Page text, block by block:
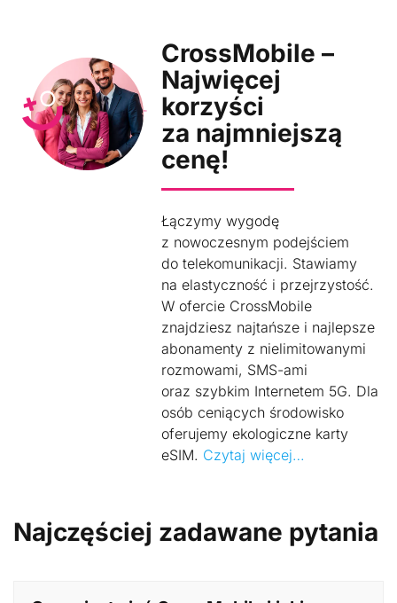
CrossMobile
–
Najwięcej
korzyści
za
najmniejszą
cenę!
CrossMobile –
Najwięcej
korzyści
za najmniejszą
cenę!
Łączymy wygodę
z nowoczesnym podejściem
do telekomunikacji. Stawiamy
na elastyczność i przejrzystość.
W ofercie CrossMobile
znajdziesz najtańsze i najlepsze
abonamenty z nielimitowanymi
rozmowami, SMS-ami
oraz szybkim Internetem 5G. Dla
osób ceniących środowisko
oferujemy ekologiczne karty
eSIM. Czytaj więcej…
Najczęściej zadawane pytania